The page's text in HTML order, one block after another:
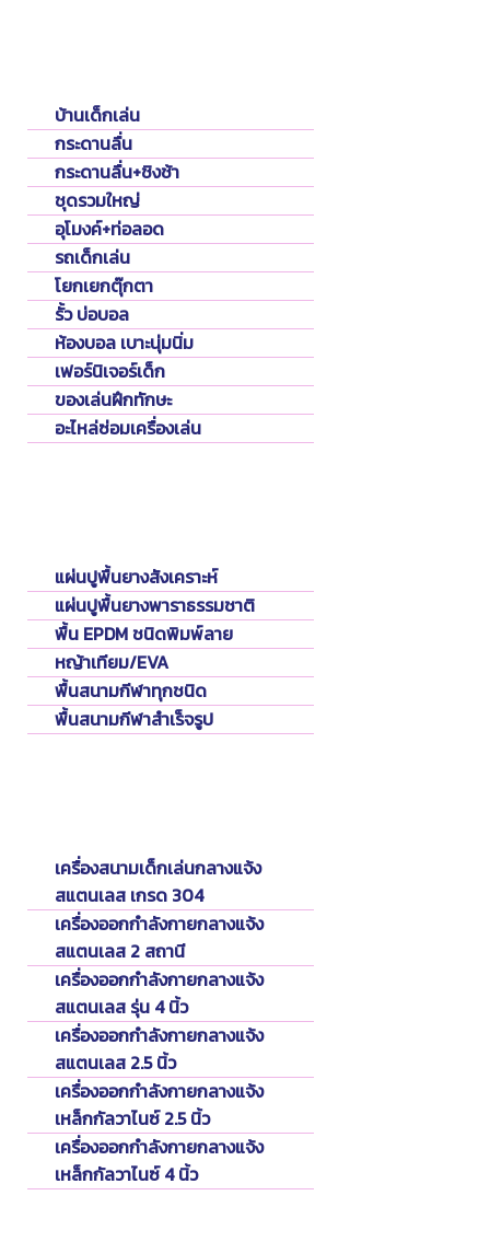
บ้านเด็กเล่น
กระดานลื่น
กระดานลื่น+ชิงช้า
ชุดรวมใหญ่
อุโมงค์+ท่อลอด
รถเด็กเล่น
โยกเยกตุ๊กตา
รั้ว บ่อบอล
ห้องบอล เบาะนุ่มนิ่ม
เฟอร์นิเจอร์เด็ก
ของเล่นฝึกทักษะ
อะไหล่ซ่อมเครื่องเล่น
แผ่นปูพื้นยางสังเคราะห์
แผ่นปูพื้นยางพาราธรรมชาติ
พื้น EPDM ชนิดพิมพ์ลาย
หญ้าเทียม/EVA
พื้นสนามกีฬาทุกชนิด
พื้นสนามกีฬาสำเร็จรูป
เครื่องสนามเด็กเล่นกลางแจ้ง
สแตนเลส เกรด 304
เครื่องออกกำลังกายกลางแจ้ง
สแตนเลส 2 สถานี
เครื่องออกกำลังกายกลางแจ้ง
สแตนเลส รุ่น 4 นิ้ว
เครื่องออกกำลังกายกลางแจ้ง
สแตนเลส 2.5 นิ้ว
เครื่องออกกำลังกายกลางแจ้ง
เหล็กกัลวาไนซ์ 2.5 นิ้ว
เครื่องออกกำลังกายกลางแจ้ง
เหล็กกัลวาไนซ์ 4 นิ้ว